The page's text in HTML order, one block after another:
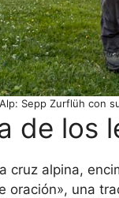
Sepp Zurflüh con
de los
cruz alpina,
oración», una